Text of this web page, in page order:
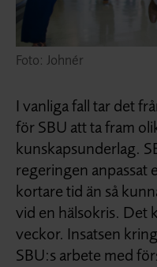
Foto: Johnér
I vanliga fall tar det
för SBU att ta fram
kunskapsunderlag.
regeringen anpassat
kortare tid än så
vid en hälsokris. Det
veckor. Insatsen
SBU:s arbete med